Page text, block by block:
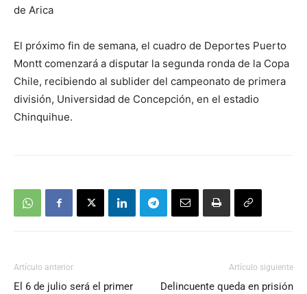
de Arica
El próximo fin de semana, el cuadro de Deportes Puerto
Montt comenzará a disputar la segunda ronda de la Copa
Chile, recibiendo al sublider del campeonato de primera
división, Universidad de Concepción, en el estadio
Chinquihue.
Artículo anterior
El 6 de julio será el primer
Artículo siguiente
Delincuente queda en prisión